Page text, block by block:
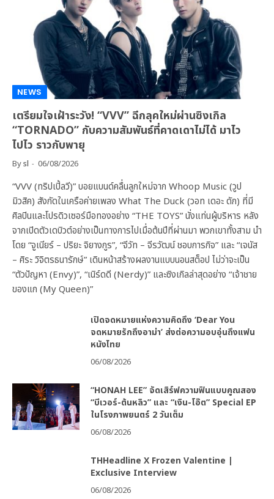
NEWS
เตรียมใจเฝ้าระวัง! “VVV” ฉีกลุคใหม่ผ่านซิงเกิล
“TORNADO” กับความสัมพันธ์ที่คาดเดาไม่ได้ มาไว
ไปไว ราวกับพายุ
Bysl 06/08/2026
“VVV (ทริปเปิ้ลวี)” บอยแบนด์คลื่นลูกใหม่จาก Whoop Music (วูป
มิวสิค) สังกัดในเครือค่ายเพลง What The Duck (วอท เดอะ ดัก) ที่มี
ศิลปินและโปรดิวเซอร์มือทองอย่าง “THE TOYS” นั่งแท่นผู้บริหาร หลัง
จากเปิดตัวเดบิวต์อย่างเป็นทางการไปเมื่อต้นปีที่ผ่านมา พวกเขาทั้งสาม นำ
โดย “จูเนียร์ – ปริยะ จิยางกูร”, “จีวัท – จีรวัฒน์ ชอบการกิจ” และ “เจนัส
– ศิระ วิจิตรธนารักษ์” เดินหน้าสร้างผลงานแบบนอนสต็อป ไม่ว่าจะเป็น
“ตัวปัญหา (Envy)”, “เนิร์ดดี (Nerdy)” และซิงเกิลล่าสุดอย่าง “เจ้าชาย
ของแก (My Queen)”
เปิดจดหมายแห่งความคิดถึง ‘Dear You
จดหมายรักถึงอาม่า’ ส่งต่อความอบอุ่นถึงแฟน
หนังไทย
06/08/2026
“HONAH LEE” จัดเสิร์ฟความฟินแบบคูณสอง
“บีเวอร์-ต้นหลิว” และ “เงิน-โอ๊ต” Special EP
ในโรงภาพยนตร์ 2 วันเต็ม
06/08/2026
THHeadline X Frozen Valentine |
Exclusive Interview
06/08/2026